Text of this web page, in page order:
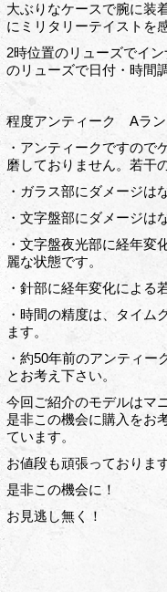
大ぶりなケースで腕に装
にミリタリーテイストを
2時位置のリューズでイ
のリューズで日付・時間
程度アンティーク Aラン
・アンティークですので
磨しておりません。若干
・ガラス部にダメージは
・文字盤部にダメージは
・文字盤夜光部に経年変
麗な状態です。
・針部に経年変化による
・時間の精度は、タイム
ます。
・約50年前のアンティ
とお考え下さい。
今回ご紹介のモデルはマ
是非この機会に購入をお
ています。
お値段も頑張っております
是非この機会に！
お見逃し無く！